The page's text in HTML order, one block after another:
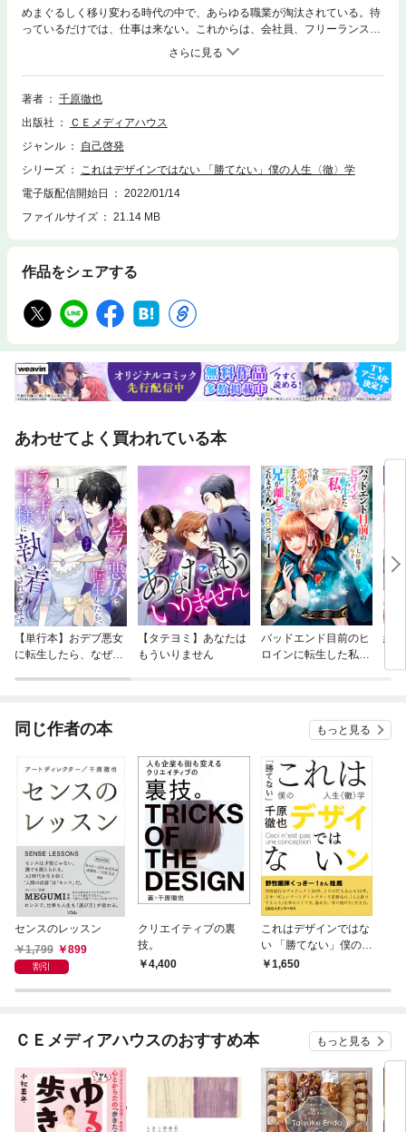
めまぐるしく移り変わる時代の中で、あらゆる職業が淘汰されている。待
っているだけでは、仕事は来ない。これからは、会社員、フリーランスに
かかわらず、自分の手で仕事をつくっていかなければならない。そんな
中、アートディレクターの千原徹也は、デザインの領域を超え、あらゆる
仕事を生み出している。その根本にあるのは「自分の役割りを果たす」
「人に頼り、助けてもらう」こと。日本一忙しいアートディレクターがは
著者
千原徹也
出版社
ＣＥメディアハウス
ジャンル
自己啓発
シリーズ
これはデザインではない 「勝てない」僕の人生〈徹〉学
電子版配信開始日
2022/01/14
ファイルサイズ
21.14 MB
作品をシェアする
あわせてよく買われている本
【単行本】おデブ悪女
に転生したら、なぜか
【タテヨミ】あなたは
もういりません
バッドエンド目前のヒ
ロインに転生した私、
結
同じ作者の本 もっと見る
センスのレッスン
1,799
899
割引
クリエイティブの裏
技。
4,400
これはデザインではな
い 「勝てない」僕の人
生〈徹〉学
1,650
ＣＥメディアハウスのおすすめ本 もっと見る